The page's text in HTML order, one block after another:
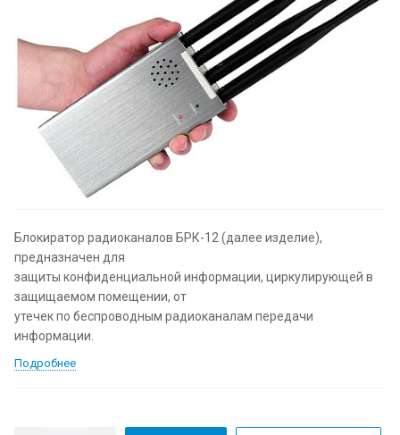
Блокиратор радиоканалов БРК-12 (далее изделие),
предназначен для
защиты конфиденциальной информации, циркулирующей в
защищаемом помещении, от
утечек по беспроводным радиоканалам передачи
информации.
Подробнее